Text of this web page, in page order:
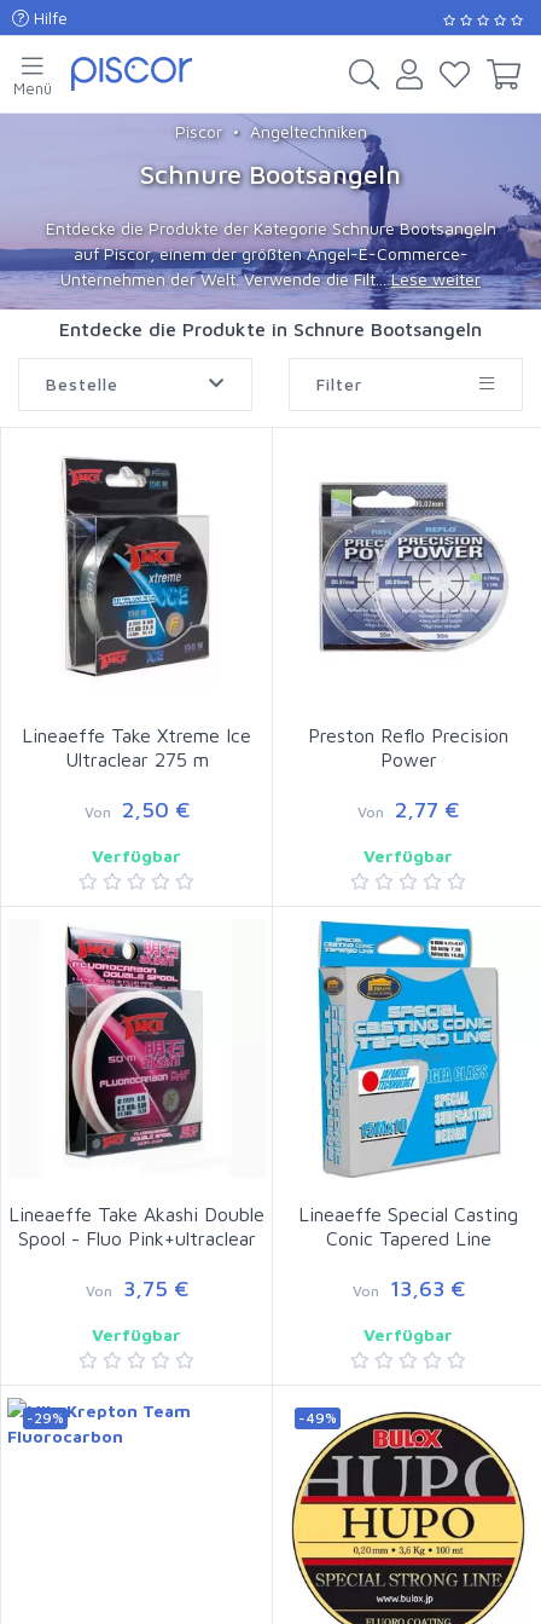
Hilfe
Menü
Piscor Angeltechniken
Schnure Bootsangeln
Entdecke die Produkte der Kategorie Schnure Bootsangeln
auf Piscor, einem der größten Angel-E-Commerce-
Unternehmen der Welt. Verwende die Filt... Lese weiter
Entdecke die Produkte in Schnure Bootsangeln
Bestelle Filter
Lineaeffe Take Xtreme Ice
Ultraclear 275 m
Von 2,50 €
Verfügbar
Preston Reflo Precision
Power
Von 2,77 €
Verfügbar
Lineaeffe Take Akashi Double
Spool - Fluo Pink+ultraclear
Von 3,75 €
Verfügbar
Lineaeffe Special Casting
Conic Tapered Line
Von 13,63 €
Verfügbar
-29% -49%